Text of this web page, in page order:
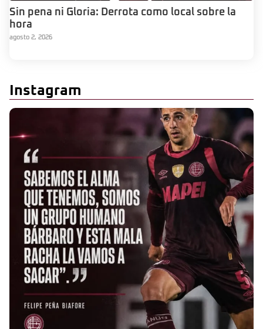
Sin pena ni Gloria: Derrota como local sobre la
hora
agosto 2, 2026
Instagram